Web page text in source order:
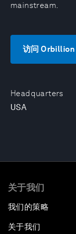
Headquarters
USA
mainstream.
访问 Orbillion
关于我们
我们的策略
关于我们